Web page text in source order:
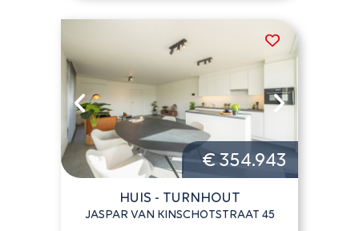
€ 354.943
HUIS - TURNHOUT
JASPAR VAN KINSCHOTSTRAAT 45